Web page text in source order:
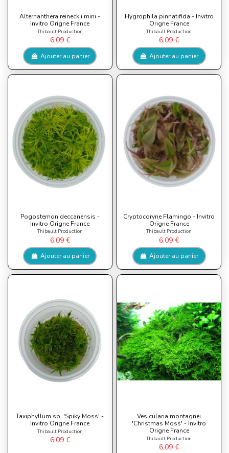
Alternanthera reineckii mini -
Invitro Origne France
Thibault Production
6,09 €
Ajouter au panier
Hygrophila pinnatifida - Invitro
Origne France
Thibault Production
6,09 €
Ajouter au panier
Pogostemon deccanensis -
Invitro Origne France
Thibault Production
6,09 €
Ajouter au panier
Cryptocoryne Flamingo - Invitro
Origne France
Thibault Production
6,09 €
Ajouter au panier
Taxiphyllum sp. 'Spiky Moss' -
Invitro Origne France
Thibault Production
6,09 €
Vesicularia montagnei
'Christmas Moss' - Invitro
Origne France
Thibault Production
6,09 €